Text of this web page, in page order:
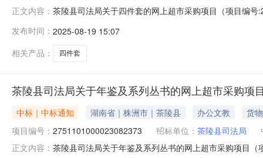
正文内容： 茶陵县司法局关于四件套的网上超市采购项目（项目编
起止时间:-二、采购单位信息采购单位名称:茶陵县司法
发布时间： 2025-08-19 15:07
相关产品：
四件套
茶陵县司法局关于年鉴及系列丛书的网上超市采购项
中标｜中标通知 湖南省｜株洲市｜茶陵县 办公文教
货物
项目编号： 2751101000023082373 招标单位： 茶陵县司法局
正文内容： 茶陵县司法局关于年鉴及系列丛书的网上超市采购项目